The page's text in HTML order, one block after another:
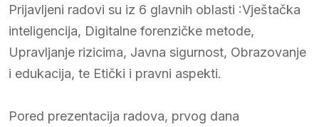
Prijavljeni radovi su iz 6 glavnih oblasti :Vještačka
inteligencija, Digitalne forenzičke metode,
Upravljanje rizicima, Javna sigurnost, Obrazovanje
i edukacija, te Etički i pravni aspekti.
Pored prezentacija radova, prvog dana